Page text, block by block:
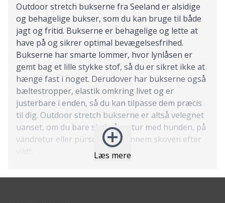
Læs mere
Outdoor stretch bukserne fra Seeland er alsidige
og behagelige bukser, som du kan bruge til både
jagt og fritid. Bukserne er behagelige og lette at
have på og sikrer optimal bevægelsesfrihed.
Bukserne har smarte lommer, hvor lynlåsen er
gemt bag et lille stykke stof, så du er sikret ikke at
hænge fast i noget. Derudover har bukserne også
bæltestropper, elastik omkring livet og er
justerbare i enden, så du kan tilpasse dem præcis
til dig. Outdoor stretch bukserne er altså velegnet
uanset, om du bare skal gå en tur med hunden, på
vandretur eller pürsche dig gennem skoven efter
vildt.
Lommer med lynlås